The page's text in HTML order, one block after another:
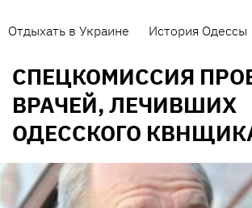
Отдыхать в Украине История Одессы
СПЕЦКОМИССИЯ
ВРАЧЕЙ, ЛЕЧИВШИХ
ОДЕССКОГО